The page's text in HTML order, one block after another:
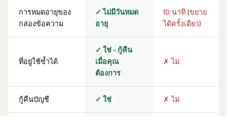
การหมดอายุของ
กล่องข้อความ
✓ ไม่มีวันหมด
อายุ
10 นาที (ขยาย
ได้ครั้งเดียว)
ที่อยู่ใช้ซ้ำได้
✓ ใช่ - กู้คืน
เมื่อคุณ
ต้องการ
✗ ไม่
กู้คืนบัญชี ✓ ใช่ ✗ ไม่